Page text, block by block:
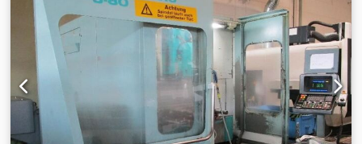
approximatives : * X : 300 mm * Y : 270 mm * Z : 310 mm *
Plage de vitesses : 45–2 240 tr/min * Tête de fraisage
universelle pivotante * Système de refroidissement * Poids
: environ 1 000 kg. Équipement : * ✅ Affichage numérique
3 axes Acu-Rite 200S * ✅ Version CE * ✅ Construction
robuste en fonte * ✅ Guidages précis. La machine peut
être inspectée et testée sur rendez-vous. Dsdpfeznduljx Af
Aock